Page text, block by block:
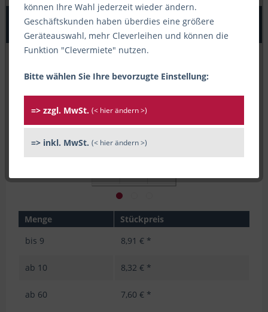
PRINTATION Papier-Etiketten (B70xH32mm) 100xA4 à 27
Eti.
Menge
Stückpreis
bis 9 8,91 € *
ab 10 8,32 € *
ab 60 7,60 € *
können Ihre Wahl jederzeit wieder ändern.
Geschäftskunden haben überdies eine größere
Geräteauswahl, mehr Cleverleihen und können die
Funktion "Clevermiete" nutzen.
Bitte wählen Sie Ihre bevorzugte Einstellung:
=> zzgl. MwSt. (< hier ändern >)
=> inkl. MwSt. (< hier ändern >)